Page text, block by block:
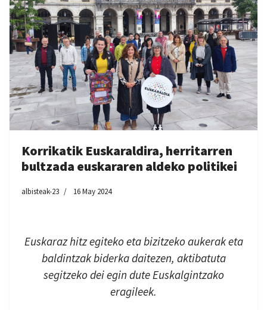
Korrikatik Euskaraldira, herritarren
bultzada euskararen aldeko politikei
albisteak-23 16 May 2024
Euskaraz hitz egiteko eta bizitzeko aukerak eta
baldintzak biderka daitezen, aktibatuta
segitzeko dei egin dute Euskalgintzako
eragileek.